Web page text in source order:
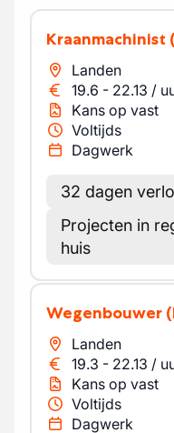
Kraanmachinist
Landen
19.6 - 22.13 /
Kans op vast
Voltijds
Dagwerk
32 dagen
Projecten in
huis
Wegenbouwer
Landen
19.3 - 22.13 /
Kans op vast
Voltijds
Dagwerk